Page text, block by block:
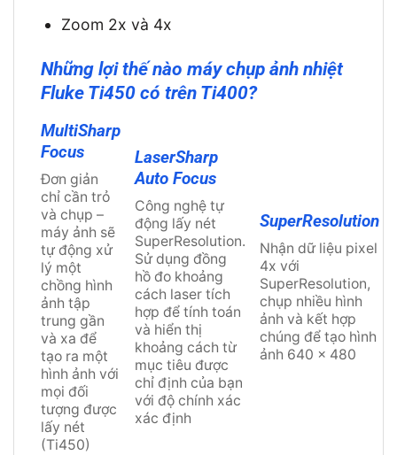
Zoom 2x và 4x
Những lợi thế nào máy chụp ảnh nhiệt
Fluke Ti450 có trên Ti400?
MultiSharp
Focus
Đơn giản
chỉ cần trỏ
và chụp –
máy ảnh sẽ
tự động xử
lý một
chồng hình
ảnh tập
trung gần
và xa để
tạo ra một
hình ảnh với
mọi đối
tượng được
lấy nét
(Ti450)
LaserSharp
Auto Focus
Công nghệ tự
động lấy nét
SuperResolution.
Sử dụng đồng
hồ đo khoảng
cách laser tích
hợp để tính toán
và hiển thị
khoảng cách từ
mục tiêu được
chỉ định của bạn
với độ chính xác
xác định
SuperResolution
Nhận dữ liệu pixel
4x với
SuperResolution,
chụp nhiều hình
ảnh và kết hợp
chúng để tạo hình
ảnh 640 x 480